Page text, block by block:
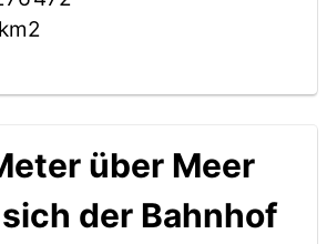
über Meer
der Bahnhof